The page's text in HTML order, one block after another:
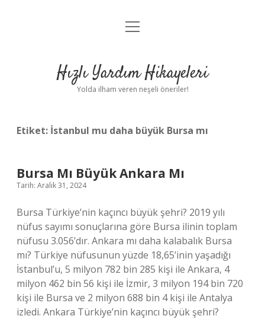
Anasayfa
Yasal Uyarı
menüyü
Hızlı Yardım Hikayeleri
Yolda ilham veren neşeli öneriler!
Etiket: İstanbul mu daha büyük Bursa mı
Bursa Mı Büyük Ankara Mı
Tarih: Aralık 31, 2024
Bursa Türkiye’nin kaçıncı büyük şehri? 2019 yılı
nüfus sayımı sonuçlarına göre Bursa ilinin toplam
nüfusu 3.056’dır. Ankara mı daha kalabalık Bursa
mı? Türkiye nüfusunun yüzde 18,65’inin yaşadığı
İstanbul’u, 5 milyon 782 bin 285 kişi ile Ankara, 4
milyon 462 bin 56 kişi ile İzmir, 3 milyon 194 bin 720
kişi ile Bursa ve 2 milyon 688 bin 4 kişi ile Antalya
izledi. Ankara Türkiye’nin kaçıncı büyük şehri?